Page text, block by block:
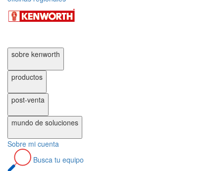
sobre kenworth
productos
post-venta
mundo de soluciones
Sobre mi cuenta
Busca tu equipo